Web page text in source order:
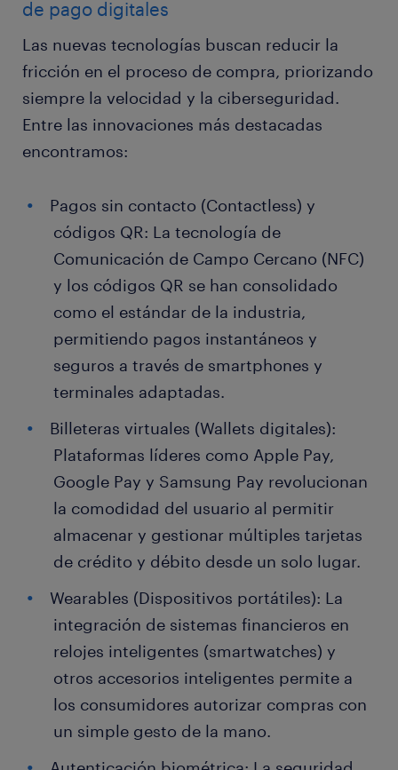
de pago digitales
Las nuevas tecnologías buscan reducir la
fricción en el proceso de compra, priorizando
siempre la velocidad y la ciberseguridad.
Entre las innovaciones más destacadas
encontramos:
Pagos sin contacto (Contactless) y
códigos QR: La tecnología de
Comunicación de Campo Cercano (NFC)
y los códigos QR se han consolidado
como el estándar de la industria,
permitiendo pagos instantáneos y
seguros a través de smartphones y
terminales adaptadas.
Billeteras virtuales (Wallets digitales):
Plataformas líderes como Apple Pay,
Google Pay y Samsung Pay revolucionan
la comodidad del usuario al permitir
almacenar y gestionar múltiples tarjetas
de crédito y débito desde un solo lugar.
Wearables (Dispositivos portátiles): La
integración de sistemas financieros en
relojes inteligentes (smartwatches) y
otros accesorios inteligentes permite a
los consumidores autorizar compras con
un simple gesto de la mano.